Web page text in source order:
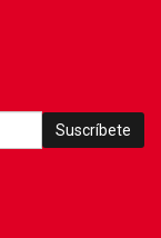
Suscríbete